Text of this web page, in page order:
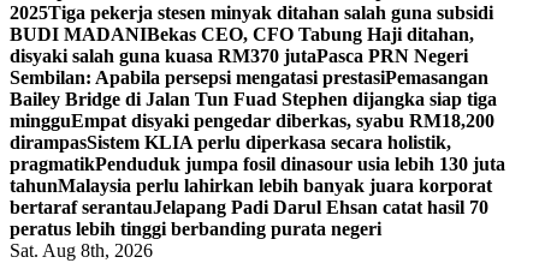
2025Tiga pekerja stesen minyak ditahan salah guna subsidi
BUDI MADANIBekas CEO, CFO Tabung Haji ditahan,
disyaki salah guna kuasa RM370 jutaPasca PRN Negeri
Sembilan: Apabila persepsi mengatasi prestasiPemasangan
Bailey Bridge di Jalan Tun Fuad Stephen dijangka siap tiga
mingguEmpat disyaki pengedar diberkas, syabu RM18,200
dirampasSistem KLIA perlu diperkasa secara holistik,
pragmatikPenduduk jumpa fosil dinasour usia lebih 130 juta
tahunMalaysia perlu lahirkan lebih banyak juara korporat
bertaraf serantauJelapang Padi Darul Ehsan catat hasil 70
peratus lebih tinggi berbanding purata negeri
Sat. Aug 8th, 2026